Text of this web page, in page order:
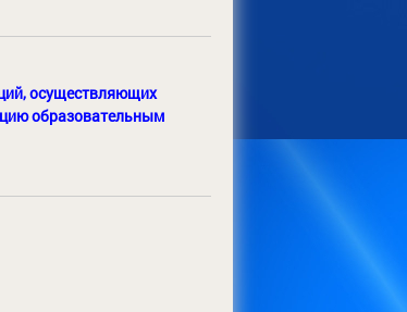
осуществляющих
образовательным